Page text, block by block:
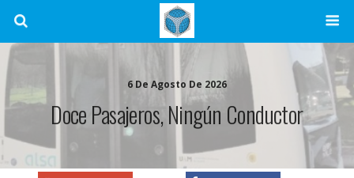
6 De Agosto De 2026
Doce Pasajeros, Ningún Conductor